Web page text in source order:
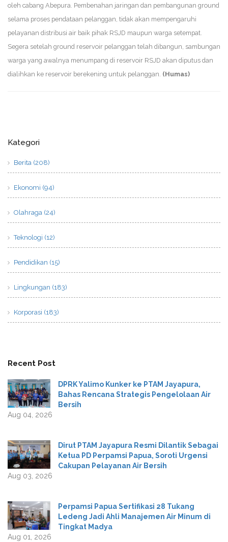
oleh cabang Abepura. Pembenahan jaringan dan pembangunan ground
selama proses pendataan pelanggan, tidak akan mempengaruhi
pelayanan distribusi air baik pihak RSJD maupun warga setempat.
Segera setelah ground reservoir pelanggan telah dibangun, sambungan
warga yang awalnya menumpang di reservoir RSJD akan diputus dan
dialihkan ke reservoir berekening untuk pelanggan. (Humas)
Kategori
Berita (208)
Ekonomi (94)
Olahraga (24)
Teknologi (12)
Pendidikan (15)
Lingkungan (183)
Korporasi (183)
Recent Post
DPRK Yalimo Kunker ke PTAM Jayapura,
Bahas Rencana Strategis Pengelolaan Air
Bersih
Aug 04, 2026
Dirut PTAM Jayapura Resmi Dilantik Sebagai
Ketua PD Perpamsi Papua, Soroti Urgensi
Cakupan Pelayanan Air Bersih
Aug 03, 2026
Perpamsi Papua Sertifikasi 28 Tukang
Ledeng Jadi Ahli Manajemen Air Minum di
Tingkat Madya
Aug 01, 2026